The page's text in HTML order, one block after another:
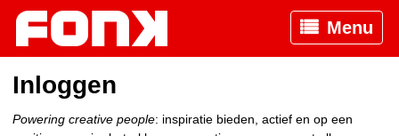
Menu
Inloggen
Powering creative people: inspiratie bieden, actief en op een